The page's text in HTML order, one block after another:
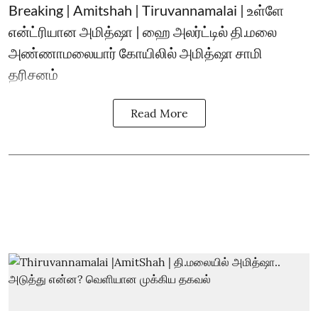
Breaking | Amitshah | Tiruvannamalai | உள்ளே
என்ட்ரியான அமித்ஷா | ஹை அலர்ட்டில் தி.மலை
அண்ணாமலையார் கோயிலில் அமித்ஷா சாமி
தரிசனம்
Read More